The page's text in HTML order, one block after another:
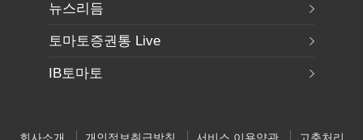
뉴스리듬
토마토증권통 Live
IB토마토